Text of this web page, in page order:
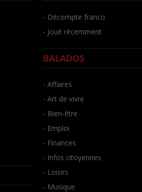
- Décompte franco
- Joué récemment
BALADOS
- Affaires
- Art de vivre
- Bien-être
- Emploi
- Finances
- Infos citoyennes
- Loisirs
- Musique